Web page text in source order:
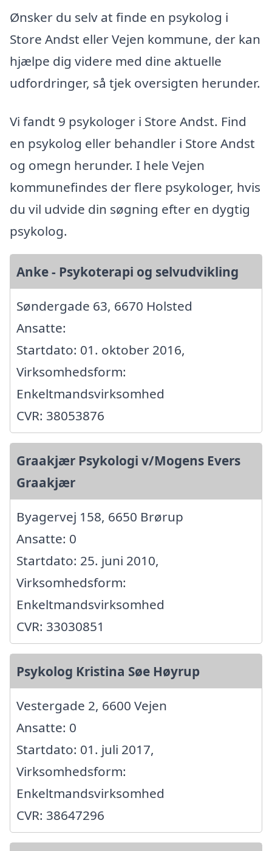
Ønsker du selv at finde en psykolog i
Store Andst eller Vejen kommune, der kan
hjælpe dig videre med dine aktuelle
udfordringer, så tjek oversigten herunder.
Vi fandt 9 psykologer i Store Andst. Find
en psykolog eller behandler i Store Andst
og omegn herunder. I hele Vejen
kommunefindes der flere psykologer, hvis
du vil udvide din søgning efter en dygtig
psykolog.
Anke - Psykoterapi og selvudvikling
Søndergade 63, 6670 Holsted
Ansatte:
Startdato: 01. oktober 2016,
Virksomhedsform:
Enkeltmandsvirksomhed
CVR: 38053876
Graakjær Psykologi v/Mogens Evers
Graakjær
Byagervej 158, 6650 Brørup
Ansatte: 0
Startdato: 25. juni 2010,
Virksomhedsform:
Enkeltmandsvirksomhed
CVR: 33030851
Psykolog Kristina Søe Høyrup
Vestergade 2, 6600 Vejen
Ansatte: 0
Startdato: 01. juli 2017,
Virksomhedsform:
Enkeltmandsvirksomhed
CVR: 38647296